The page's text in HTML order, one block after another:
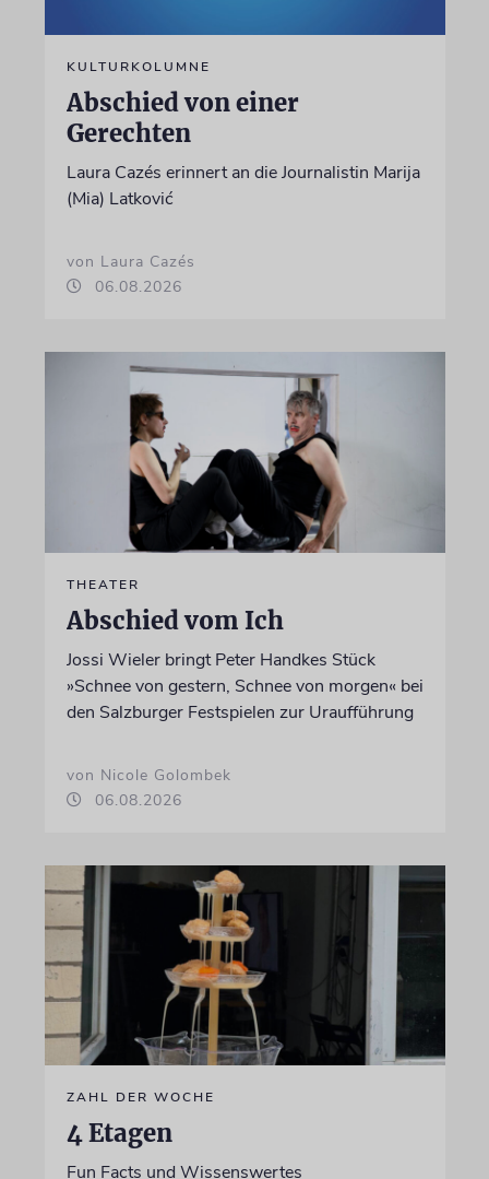
KULTURKOLUMNE
Abschied von einer
Gerechten
Laura Cazés erinnert an die Journalistin Marija
(Mia) Latković
von Laura Cazés
06.08.2026
THEATER
Abschied vom Ich
Jossi Wieler bringt Peter Handkes Stück
»Schnee von gestern, Schnee von morgen« bei
den Salzburger Festspielen zur Uraufführung
von Nicole Golombek
06.08.2026
ZAHL DER WOCHE
4 Etagen
Fun Facts und Wissenswertes